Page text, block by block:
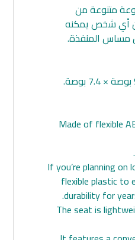
متنوعة من
أي شخص يمكنه
مساس المنفذة.
• Made of flexible
• If you’re planning
flexible plastic to
durability for
• The seat is